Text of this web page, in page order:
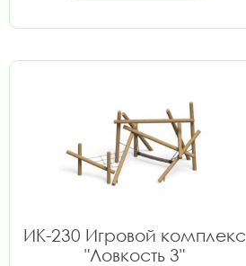
ИК-230 Игровой комплекс
"Ловкость 3"